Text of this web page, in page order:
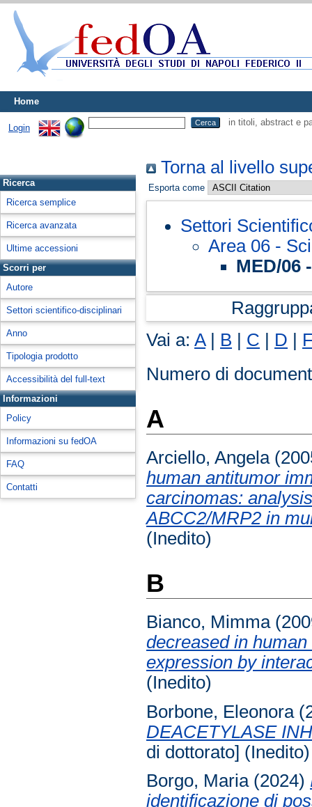
Home
Login
in titoli, abstract e
Ricerca
Ricerca semplice
Ricerca avanzata
Ultime accessioni
Scorri per
Autore
Settori scientifico-disciplinari
Anno
Tipologia prodotto
Accessibilità del full-text
Informazioni
Policy
Informazioni su fedOA
FAQ
Contatti
Torna al livello
Esporta come
Settori
Area 06 -
MED/06
Vai a: A| B | C | D |
Numero di
A
Arciello, Angela
human antitumor
carcinomas:
ABCC2/MRP2 in
(Inedito)
B
Bianco, Mimma
decreased in
expression by
(Inedito)
Borbone, Eleonora
DEACETYLASE
di dottorato] (Inedito)
Borgo, Maria(2024)
identificazione di